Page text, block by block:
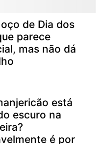
de Dia dos
parece
mas não dá
está
escuro na
é por